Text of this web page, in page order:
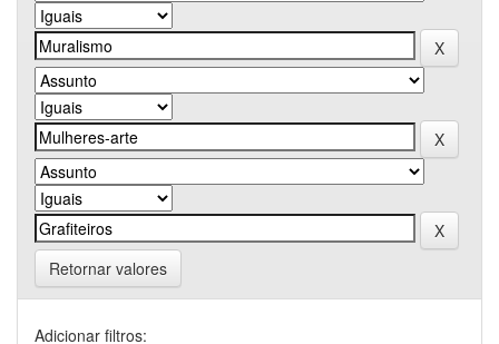
Retornar valores
Adicionar filtros: